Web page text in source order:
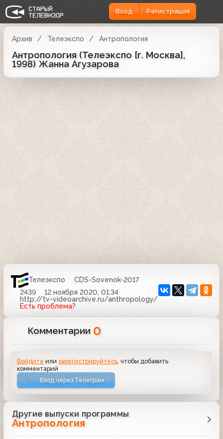
Вход Регистрация
Архив Телеэкспо Антропология
Антропология (Телеэкспо [г. Москва],
1998) Жанна Агузарова
Телеэкспо
CDS-Sovenok-2017
2439
12 ноября 2020, 01:34
http://tv-videoarchive.ru/anthropology/
Есть проблема?
Комментарии 0
Войдите илизарегистрируйтесь , чтобы добавить
комментарий
Вход через Телеграм
Другие выпуски программы
Антропология